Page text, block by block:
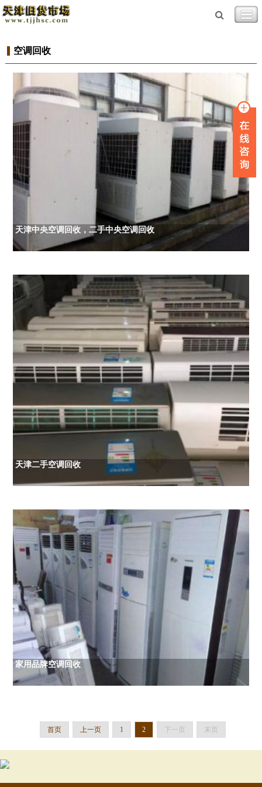
空调回收
天津中央空调回收，二手中央空调回收
天津二手空调回收
家用品牌空调回收
首页 上一页 1 2 下一页 末页